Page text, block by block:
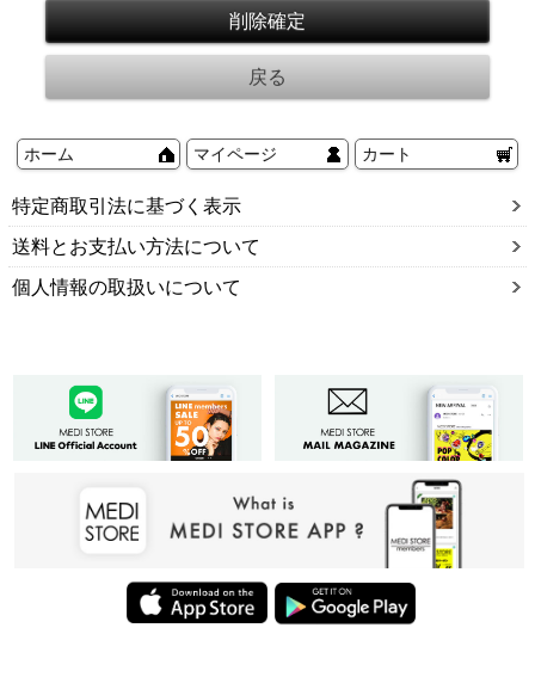
ホーム マイページ カート
特定商取引法に基づく表示
送料とお支払い方法について
個人情報の取扱いについて